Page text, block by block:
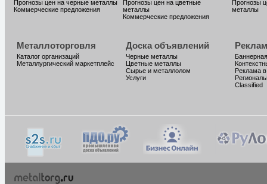
Прогнозы цен на черные металлы
Коммерческие предложения
Прогнозы цен на цветные
металлы
Коммерческие предложения
Прогнозы
металлы
Металлоторговля
Каталог организаций
Металлургический маркетплейс
Доска объявлений
Черные металлы
Цветные металлы
Сырье и металлолом
Услуги
Реклама
Classified